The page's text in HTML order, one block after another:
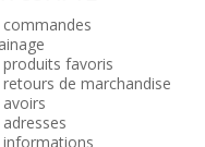
commandes
produits favoris
de marchandise
informations